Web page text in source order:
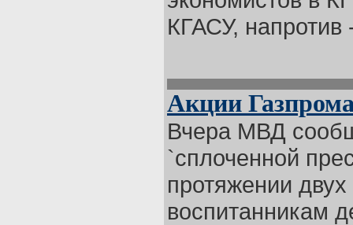
КГАСУ, напротив
Акции
Вчера МВД
`сплоченной
протяжении
воспитанникам